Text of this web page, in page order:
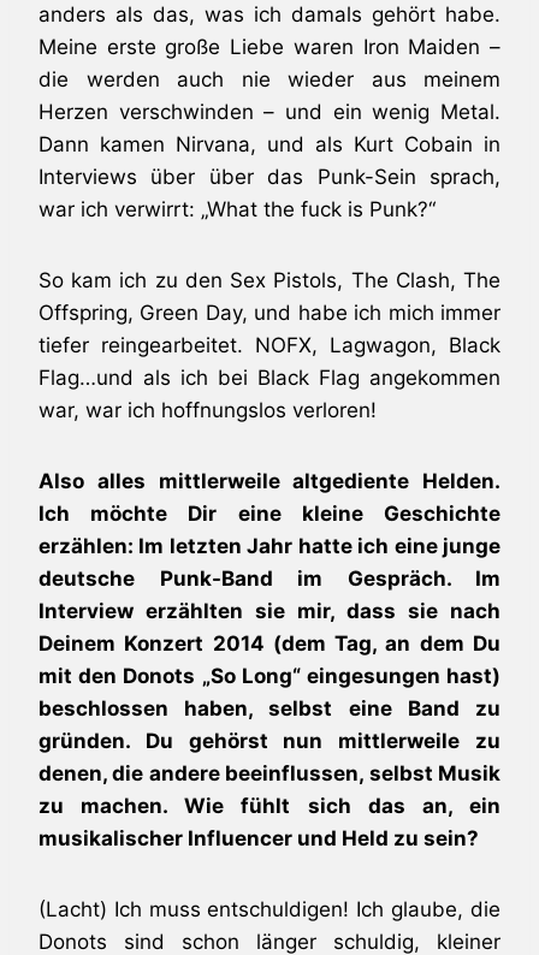
anders als das, was ich damals gehört habe.
Meine erste große Liebe waren Iron Maiden –
die werden auch nie wieder aus meinem
Herzen verschwinden – und ein wenig Metal.
Dann kamen Nirvana, und als Kurt Cobain in
Interviews über über das Punk-Sein sprach,
war ich verwirrt: „What the fuck is Punk?“
So kam ich zu den Sex Pistols, The Clash, The
Offspring, Green Day, und habe ich mich immer
tiefer reingearbeitet. NOFX, Lagwagon, Black
Flag…und als ich bei Black Flag angekommen
war, war ich hoffnungslos verloren!
Also alles mittlerweile altgediente Helden.
Ich möchte Dir eine kleine Geschichte
erzählen: Im letzten Jahr hatte ich eine junge
deutsche Punk-Band im Gespräch. Im
Interview erzählten sie mir, dass sie nach
Deinem Konzert 2014 (dem Tag, an dem Du
mit den Donots „So Long“ eingesungen hast)
beschlossen haben, selbst eine Band zu
gründen. Du gehörst nun mittlerweile zu
denen, die andere beeinflussen, selbst Musik
zu machen. Wie fühlt sich das an, ein
musikalischer Influencer und Held zu sein?
(Lacht) Ich muss entschuldigen! Ich glaube, die
Donots sind schon länger schuldig, kleiner